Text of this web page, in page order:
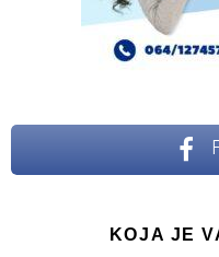
KOJA JE